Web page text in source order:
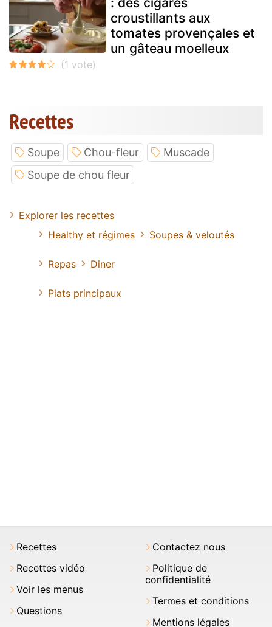
croustillants aux
tomates provençales et
un gâteau moelleux
Recettes
Soupe Chou-fleur
Muscade
Soupe de chou fleur
Explorer les recettes
Healthy et régimes
Soupes & veloutés
Repas Diner
Plats principaux
Recettes
Recettes vidéo
Voir les menus
Questions
Contactez nous
Politique de
confidentialité
Termes et conditions
Mentions légales